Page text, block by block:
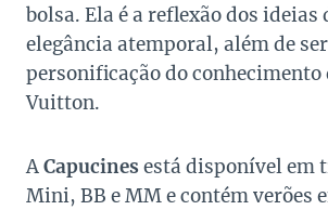
bolsa. Ela é a reflexão dos ideias
elegância atemporal, além de
personificação do conhecimento
Vuitton.
ACapucines está disponível em
Mini, BB e MM e contém verões